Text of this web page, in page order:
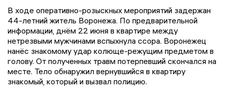
В ходе оперативно-розыскных мероприятий задержан
44-летний житель Воронежа. По предварительной
информации, днём 22 июня в квартире между
нетрезвыми мужчинами вспыхнула ссора. Воронежец
нанёс знакомому удар колюще-режущим предметом в
голову. От полученных травм потерпевший скончался на
месте. Тело обнаружил вернувшийся в квартиру
знакомый, который и вызвал полицию.